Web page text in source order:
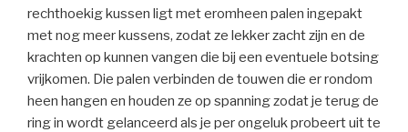
rechthoekig kussen ligt met eromheen palen ingepakt
met nog meer kussens, zodat ze lekker zacht zijn en de
krachten op kunnen vangen die bij een eventuele botsing
vrijkomen. Die palen verbinden de touwen die er rondom
heen hangen en houden ze op spanning zodat je terug de
ring in wordt gelanceerd als je per ongeluk probeert uit te